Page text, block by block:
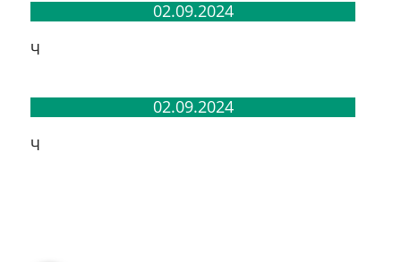
02.09.2024
Ч
02.09.2024
Ч